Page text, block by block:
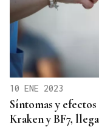
10 ENE 2023
Síntomas y
Kraken y BF7,